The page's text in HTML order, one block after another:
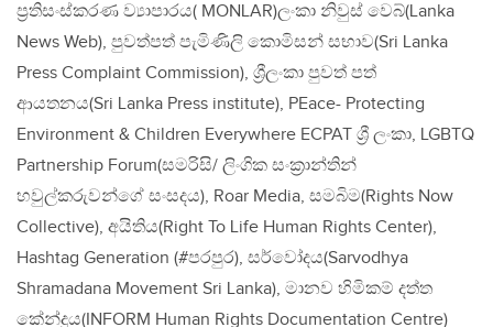
ප්‍රතිසංස්කරණ ව්‍යාපාරය( MONLAR)ලංකා නිවුස් වෙබ්(Lanka
News Web), පුවත්පත් පැමිණිලි කොමිසන් සභාව(Sri Lanka
Press Complaint Commission), ශ්‍රීලංකා පුවත් පත්
ආයතනය(Sri Lanka Press institute), PEace- Protecting
Environment & Children Everywhere ECPAT ශ්‍රී ලංකා, LGBTQ
Partnership Forum(සමරිසි/ ලිංගික සංක්‍රාන්තින්
හවුල්කරුවන්ගේ සංසදය), Roar Media, සමබිම(Rights Now
Collective), අයිතිය(Right To Life Human Rights Center),
Hashtag Generation (#පරපුර), සර්වෝදය(Sarvodhya
Shramadana Movement Sri Lanka), මානව හිමිකම් දත්ත
කේන්ද්‍රය(INFORM Human Rights Documentation Centre)